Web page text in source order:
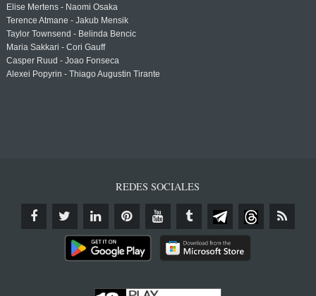
Elise Mertens - Naomi Osaka
Terence Atmane - Jakub Mensik
Taylor Townsend - Belinda Bencic
Maria Sakkari - Cori Gauff
Casper Ruud - Joao Fonseca
Alexei Popyrin - Thiago Augustin Tirante
REDES SOCIALES